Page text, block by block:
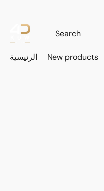
الرئيسية New products